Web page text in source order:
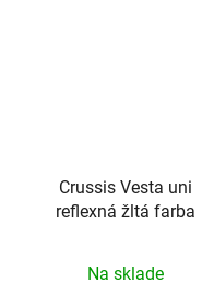
Crussis Vesta uni
reflexná žltá farba
Na sklade